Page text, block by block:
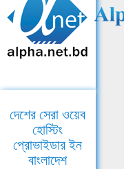
দেশের সেরা ওয়েব
হোস্টিং
প্রোভাইডার ইন
বাংলাদেশ